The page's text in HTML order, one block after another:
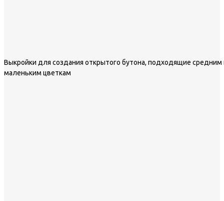
Выкройки для создания открытого бутона, подходящие средним
маленьким цветкам